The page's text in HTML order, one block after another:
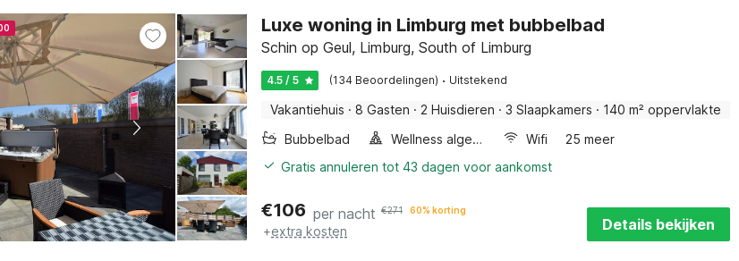
Luxe woning in Limburg met bubbelbad
Schin op Geul, Limburg, South of Limburg
4.5 / 5 (134 Beoordelingen) · Uitstekend
Vakantiehuis · 8 Gasten · 2 Huisdieren · 3 Slaapkamers · 140 m² oppervlakte
Bubbelbad
Wellness algemeen Wifi
25 meer
Gratis annuleren tot 43 dagen voor aankomst
€106 per nacht €271 60% korting
+extra kosten Details bekijken